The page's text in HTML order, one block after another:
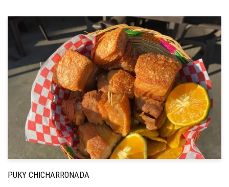
PUKY CHICHARRONADA